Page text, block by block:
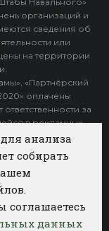
организаций и
сведения об
или
на территории
«Партнёрский
оплачены
за
в рекламных
анализа
собирать
соглашаетесь
данных